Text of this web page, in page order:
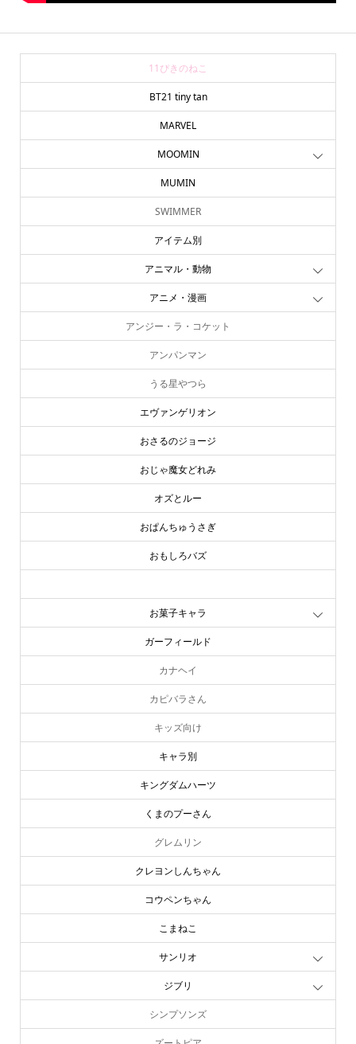
11ぴきのねこ
BT21 tiny tan
MARVEL
MOOMIN
MUMIN
SWIMMER
アイテム別
アニマル・動物
アニメ・漫画
アンジー・ラ・コケット
アンパンマン
うる星やつら
エヴァンゲリオン
おさるのジョージ
おじゃ魔女どれみ
オズとルー
おぱんちゅうさぎ
おもしろバズ
お菓子キャラ
ガーフィールド
カナヘイ
カピバラさん
キッズ向け
キャラ別
キングダムハーツ
くまのプーさん
グレムリン
クレヨンしんちゃん
コウペンちゃん
こまねこ
サンリオ
ジブリ
シンプソンズ
ズートピア